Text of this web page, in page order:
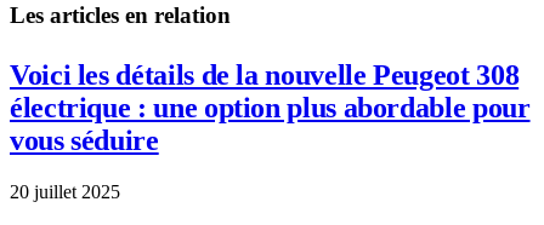
Les articles en relation
Voici les détails de la nouvelle Peugeot 308
électrique : une option plus abordable pour
vous séduire
20 juillet 2025